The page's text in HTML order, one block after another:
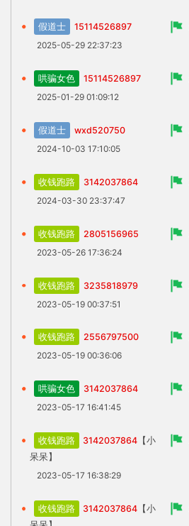
假道士
15114526897
2025-05-29 22:37:23
哄骗女色
15114526897
2025-01-29 01:09:12
假道士
wxd520750
2024-10-03 17:10:05
收钱跑路
3142037864
2024-03-30 23:37:47
收钱跑路
2805156965
2023-05-26 17:36:24
收钱跑路
3235818979
2023-05-19 00:37:51
收钱跑路
2556797500
2023-05-19 00:36:06
哄骗女色
3142037864
2023-05-17 16:41:45
收钱跑路 3142037864 【小
呆呆】
2023-05-17 16:38:29
收钱跑路 3142037864 【小